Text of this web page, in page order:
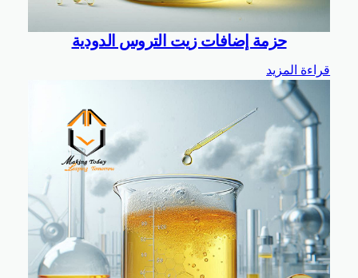
حزمة إضافات زيت التروس الدودية
قراءة المزيد